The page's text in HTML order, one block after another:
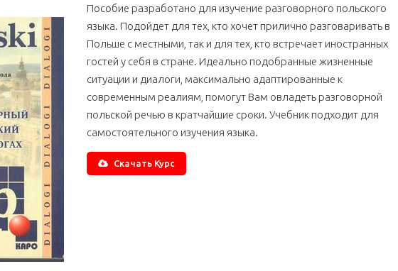
Пособие разработано для изучение разговорного польского
языка. Подойдет для тех, кто хочет прилично разговаривать в
Польше с местными, так и для тех, кто встречает иностранных
гостей у себя в стране. Идеально подобранные жизненные
ситуации и диалоги, максимально адаптированные к
современным реалиям, помогут Вам овладеть разговорной
польской речью в кратчайшие сроки. Учебник подходит для
самостоятельного изучения языка.
Скачать Курс